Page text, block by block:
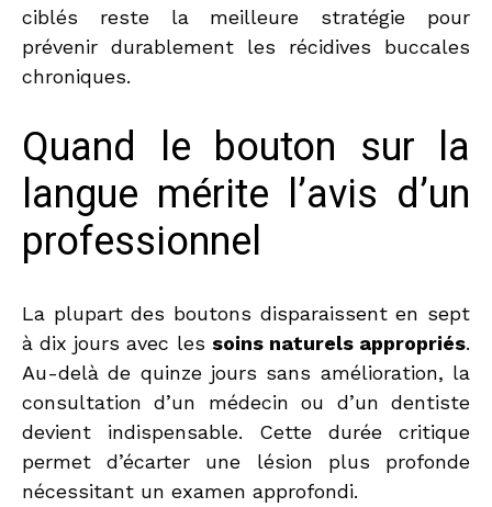
ciblés reste la meilleure stratégie pour
prévenir durablement les récidives buccales
chroniques.
Quand le bouton sur la
langue mérite l’avis d’un
professionnel
La plupart des boutons disparaissent en sept
à dix jours avec les soins naturels appropriés.
Au-delà de quinze jours sans amélioration, la
consultation d’un médecin ou d’un dentiste
devient indispensable. Cette durée critique
permet d’écarter une lésion plus profonde
nécessitant un examen approfondi.